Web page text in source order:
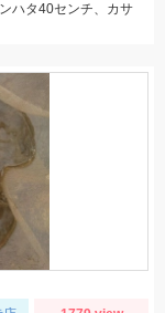
ハタ40センチ、カサ